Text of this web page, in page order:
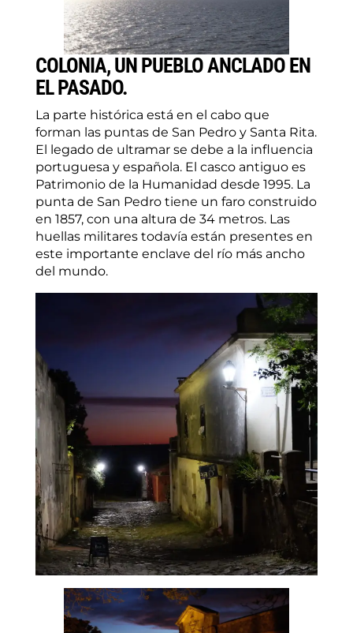
COLONIA, UN PUEBLO ANCLADO EN
EL PASADO.
La parte histórica está en el cabo que
forman las puntas de San Pedro y Santa Rita.
El legado de ultramar se debe a la influencia
portuguesa y española. El casco antiguo es
Patrimonio de la Humanidad desde 1995. La
punta de San Pedro tiene un faro construido
en 1857, con una altura de 34 metros. Las
huellas militares todavía están presentes en
este importante enclave del río más ancho
del mundo.